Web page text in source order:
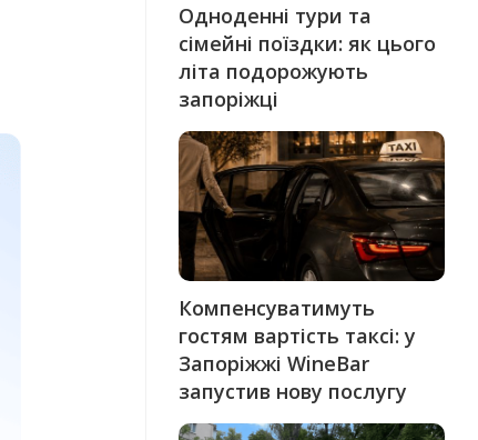
Одноденні тури та
сімейні поїздки: як цього
літа подорожують
запоріжці
Компенсуватимуть
гостям вартість таксі: у
Запоріжжі WineBar
запустив нову послугу